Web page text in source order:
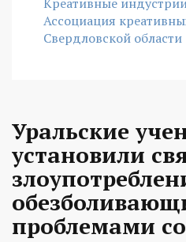
Ассоциация
Свердловской области
Уральские
установили
проблемами